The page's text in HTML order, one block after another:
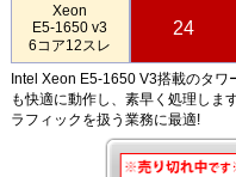
Xeon
E5-1650 v3
6コア12スレ
24
Intel Xeon E5-1650 V3搭載のタワ
も快適に動作し、素早く処理しま
ラフィックを扱う業務に最適!